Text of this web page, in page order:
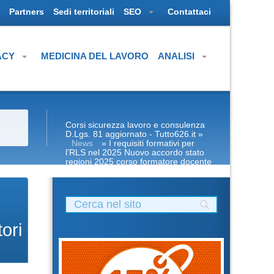
Partners Sedi territoriali SEO Contattaci
MEDICINA DEL LAVORO ANALISI
Corsi sicurezza lavoro e consulenza
D.Lgs. 81 aggiornato - Tutto626.it »
News
» I requisiti formativi per
l’RLS nel 2025 Nuovo accordo stato
regioni 2025 corso formatore docente
formatori rspp rls rlst preposto datore